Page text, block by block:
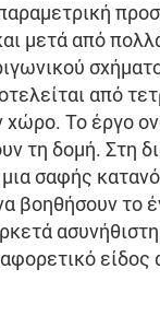
μετά από
από
χώρο. Το έργο
τη δομή. Στη
σαφής
βοηθήσουν το
ασυνήθιστη
είδος